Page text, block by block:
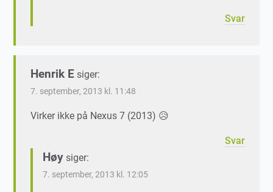
Svar
Henrik E siger:
7. september, 2013 kl. 11:48
Virker ikke på Nexus 7 (2013) 😥
Svar
Høy siger:
7. september, 2013 kl. 12:05